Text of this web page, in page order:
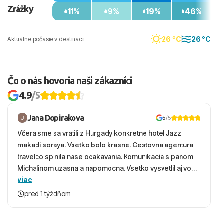
Aktuálne počasie v destinacii 26 °C 26 °C
Zrážky 11% 9% 19% 46%
Čo o nás hovoria naši zákazníci
4.9/5
Jana Dopirakova 5/5
Včera sme sa vratili z Hurgady konkretne hotel Jazz
makadi soraya. Vsetko bolo krasne. Cestovna agentura
travelco splnila nase ocakavania. Komunikacia s panom
Michalinom uzasna a napomocna. Vsetko vysvetlil aj vo
vecernych hodinach zaco sa ospravedlnujem. Hotel
krasny, cisty. Sluzby top. Strava, prostredie, more,
viac
pred 1 týždňom